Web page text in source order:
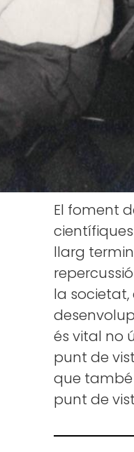
El foment
llarg
la societat,
és vital no
punt de
que
punt de